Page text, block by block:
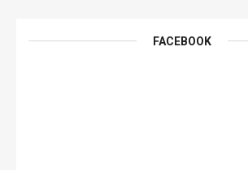
FACEBOOK